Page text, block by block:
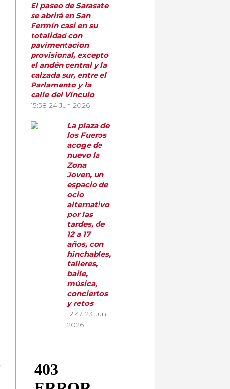
El paseo de Sarasate
se abrirá en San
Fermín casi en su
totalidad con
pavimentación
provisional, excepto
el andén central y la
calzada sur, entre el
Parlamento y la
calle del Vínculo
15:58 24 Jun 2026
La plaza de
los Fueros
acoge de
nuevo la
Zona
Joven, un
espacio de
ocio
alternativo
por las
tardes, de
12 a 17
años, con
hinchables,
talleres,
baile,
música,
conciertos
y retos
12:47 23 Jun
2026